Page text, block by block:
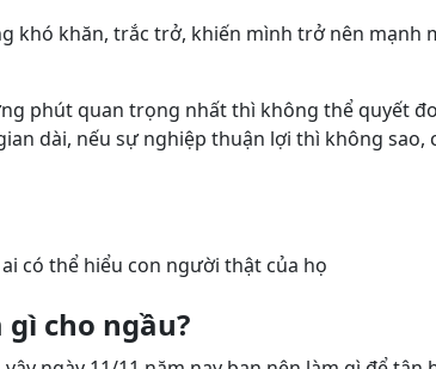
khó khăn, trắc trở, khiến mình trở nên
phút quan trọng nhất thì không thể quyết
dài, nếu sự nghiệp thuận lợi thì không sao,
có thể hiểu con người thật của họ
cho ngầu?